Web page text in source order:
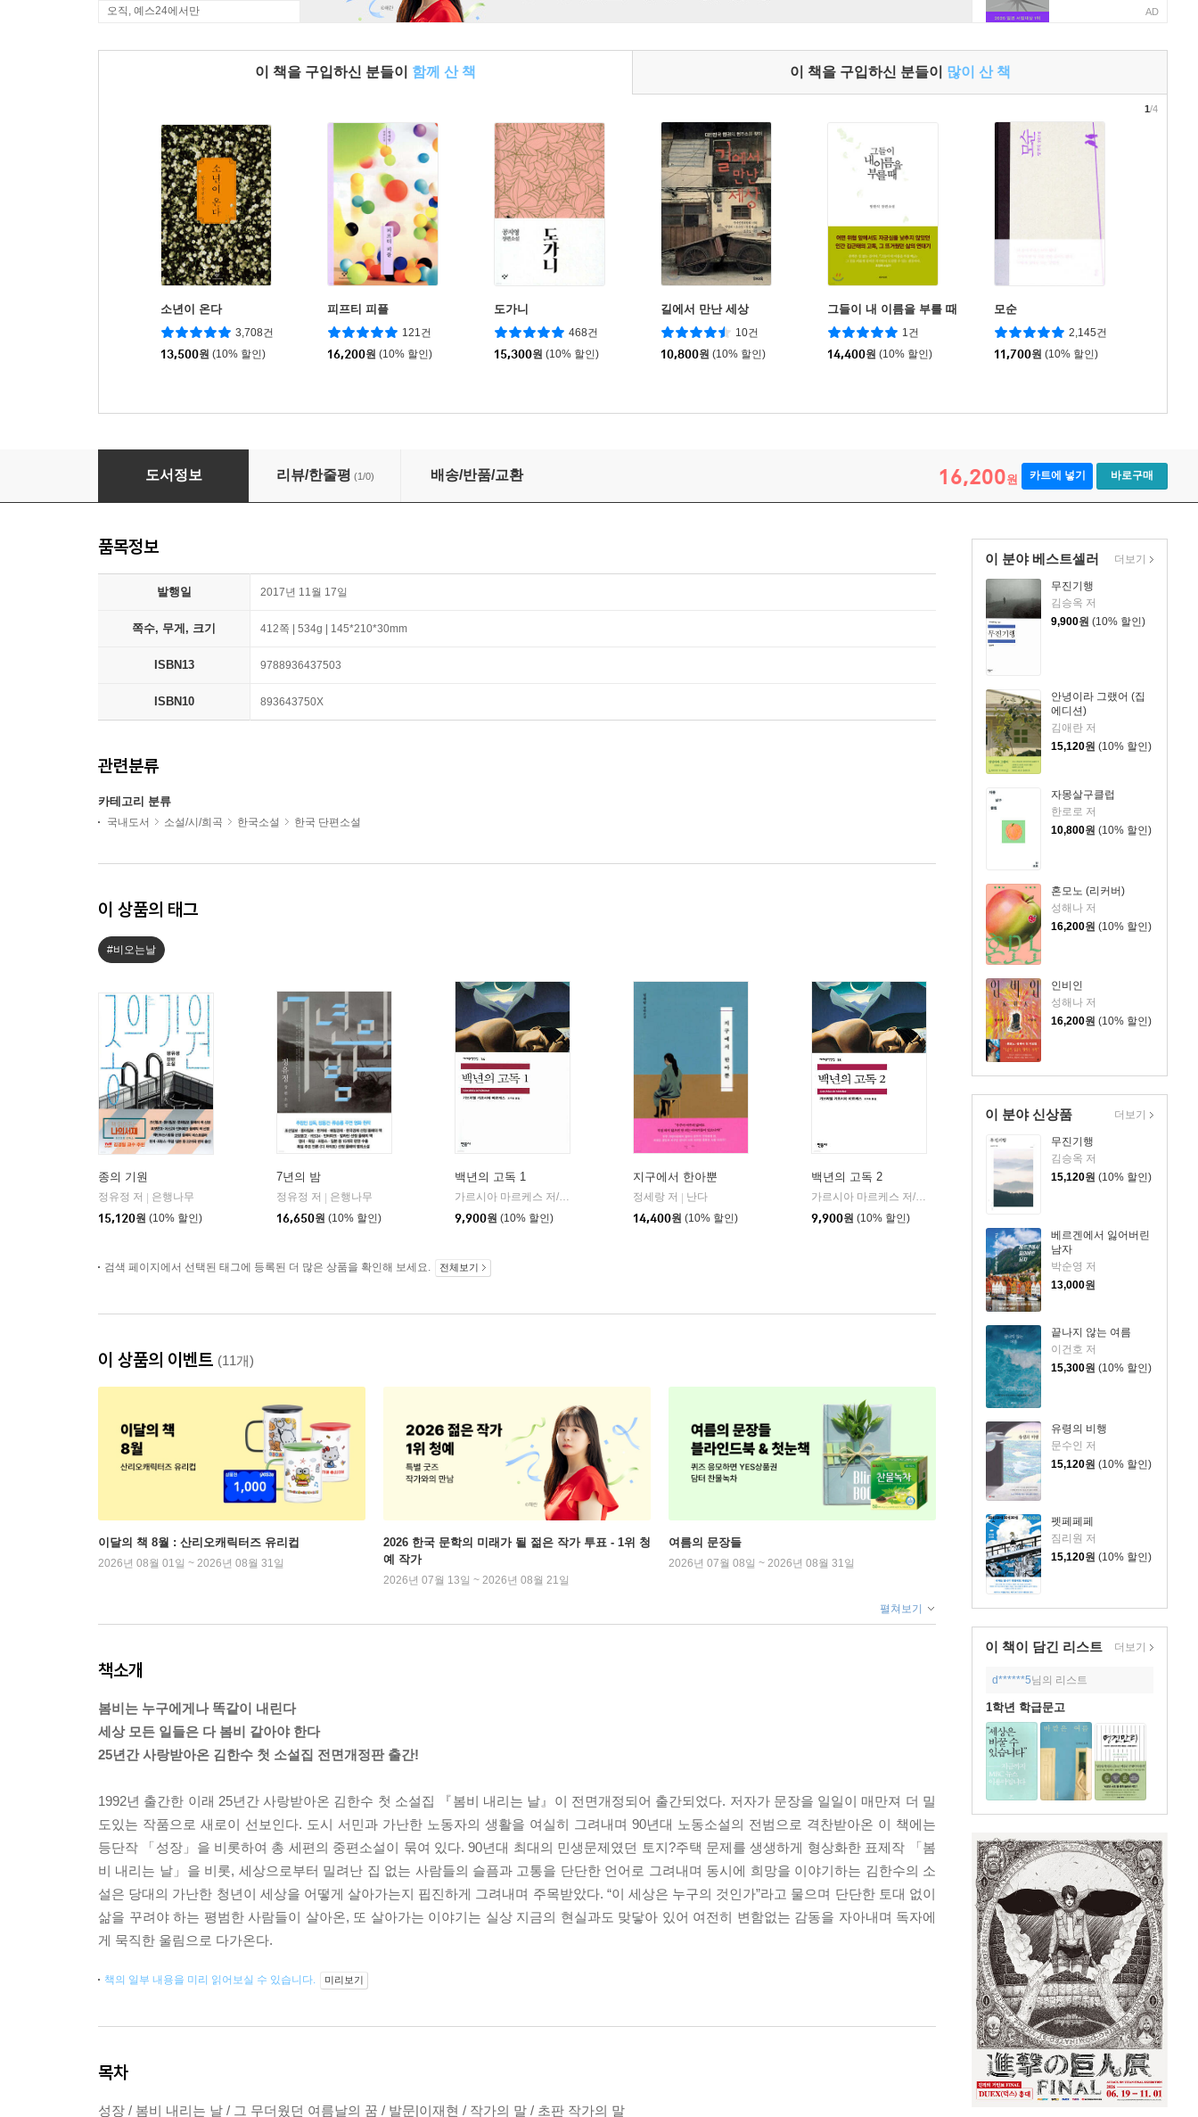
오직, 예스24에서만
AD
이 책을 구입하신 분들이 함께 산 책 이 책을 구입하신 분들이 많이 산 책
소년이 온다
3,708건
13,500원 (10% 할인)
피프티 피플
121건
16,200원 (10% 할인)
도가니
468건
15,300원 (10% 할인)
길에서 만난 세상
10건
10,800원 (10% 할인)
그들이 내 이름을 부를 때
1건
14,400원 (10% 할인)
모순
2,145건
11,700원 (10% 할인)
1/4
봄비 내리는 날
도서정보 리뷰/한줄평 (1/0) 배송/반품/교환 16,200원 카트에 넣기 바로구매
이 분야 베스트셀러
무진기행
김승옥 저
9,900원 (10% 할인)
안녕이라 그랬어 (집
에디션)
김애란 저
15,120원 (10% 할인)
자몽살구클럽
한로로 저
10,800원 (10% 할인)
혼모노 (리커버)
성해나 저
16,200원 (10% 할인)
인비인
성해나 저
16,200원 (10% 할인)
더보기
이 분야 신상품
무진기행
김승옥 저
15,120원 (10% 할인)
베르겐에서 잃어버린
남자
박순영 저
13,000원
끝나지 않는 여름
이건호 저
15,300원 (10% 할인)
유령의 비행
문수인 저
15,120원 (10% 할인)
펫페페페
짐리원 저
15,120원 (10% 할인)
더보기
이 책이 담긴 리스트 더보기
d******5님의 리스트
1학년 학급문고
품목정보
발행일 2017년 11월 17일
쪽수, 무게, 크기 412쪽 | 534g | 145*210*30mm
ISBN13 9788936437503
ISBN10 893643750X
관련분류
카테고리 분류
국내도서 소설/시/희곡 한국소설 한국 단편소설
이 상품의 태그
#비오는날
종의 기원
정유정 저
은행나무
15,120원 (10% 할인)
7년의 밤
정유정 저
은행나무
16,650원 (10% 할인)
백년의 고독 1
가르시아 마르케스 저/조구호 역
민음사
9,900원 (10% 할인)
지구에서 한아뿐
정세랑 저
난다
14,400원 (10% 할인)
백년의 고독 2
가르시아 마르케스 저/조구호 역
민음사
9,900원 (10% 할인)
검색 페이지에서 선택된 태그에 등록된 더 많은 상품을 확인해 보세요. 전체보기
이 상품의 이벤트 (11개)
이달의 책 8월 : 산리오캐릭터즈 유리컵
2026년 08월 01일 ~ 2026년 08월 31일
2026 한국 문학의 미래가 될 젊은 작가 투표 - 1위 청
예 작가
2026년 07월 13일 ~ 2026년 08월 21일
여름의 문장들
2026년 07월 08일 ~ 2026년 08월 31일
펼쳐보기
책소개
봄비는 누구에게나 똑같이 내린다
세상 모든 일들은 다 봄비 같아야 한다
25년간 사랑받아온 김한수 첫 소설집 전면개정판 출간!
1992년 출간한 이래 25년간 사랑받아온 김한수 첫 소설집 『봄비 내리는 날』이 전면개정되어 출간되었다. 저자가 문장을 일일이 매만져 더 밀
도있는 작품으로 새로이 선보인다. 도시 서민과 가난한 노동자의 생활을 여실히 그려내며 90년대 노동소설의 전범으로 격찬받아온 이 책에는
등단작 「성장」을 비롯하여 총 세편의 중편소설이 묶여 있다. 90년대 최대의 민생문제였던 토지?주택 문제를 생생하게 형상화한 표제작 「봄
비 내리는 날」을 비롯, 세상으로부터 밀려난 집 없는 사람들의 슬픔과 고통을 단단한 언어로 그려내며 동시에 희망을 이야기하는 김한수의 소
설은 당대의 가난한 청년이 세상을 어떻게 살아가는지 핍진하게 그려내며 주목받았다. “이 세상은 누구의 것인가”라고 물으며 단단한 토대 없이
삶을 꾸려야 하는 평범한 사람들이 살아온, 또 살아가는 이야기는 실상 지금의 현실과도 맞닿아 있어 여전히 변함없는 감동을 자아내며 독자에
게 묵직한 울림으로 다가온다.
책의 일부 내용을 미리 읽어보실 수 있습니다. 미리보기
목차
성장 / 봄비 내리는 날 / 그 무더웠던 여름날의 꿈 / 발문|이재현 / 작가의 말 / 초판 작가의 말